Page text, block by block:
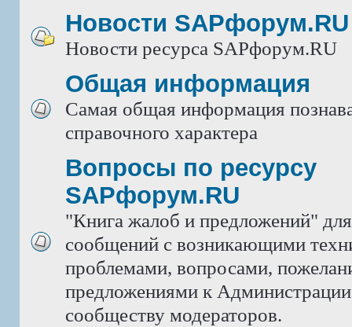
Новости SAPфорум.RU
Новости ресурса SAPфорум.RU
Общая информация
Самая общая информация
справочного характера
Вопросы по ресурсу
SAPфорум.RU
"Книга жалоб и предложений"
сообщений с возникающими
проблемами, вопросами,
предложениями к
сообществу модераторов.